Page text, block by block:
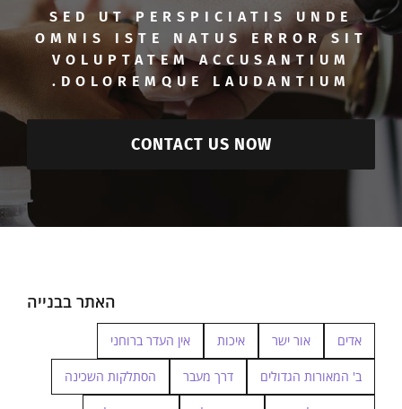
SED UT PERSPICIATIS UNDE
OMNIS ISTE NATUS ERROR SIT
VOLUPTATEM ACCUSANTIUM
DOLOREMQUE LAUDANTIUM.
CONTACT US NOW
האתר בבנייה
אדים אור ישר איכות אין העדר ברוחני
ב' המאורות הגדולים דרך מעבר הסתלקות השכינה